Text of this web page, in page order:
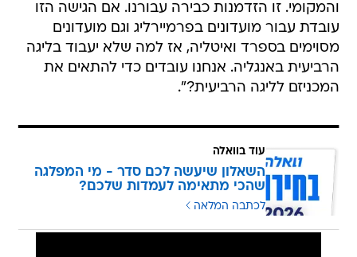
והמקומי. זו הזדמנות כבירה עבורנו. אם הגישה הזו
עובדת עבור מועדונים בפרמיירליג וגם מועדונים
מסוימים בספרד ואיטליה, אז למה שלא יעבוד בליגה
הרביעית באנגליה. אנחנו עובדים כדי להתאים את
המכניזם לליגה הרביעית?".
עוד בוואלה
השאלון שיעשה לכם סדר - מי המפלגה
שהכי מתאימה לעמדות שלכם?
לכתבה המלאה